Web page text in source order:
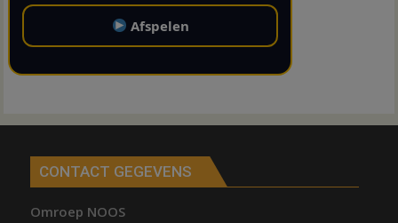
Afspelen
CONTACT GEGEVENS
Omroep NOOS